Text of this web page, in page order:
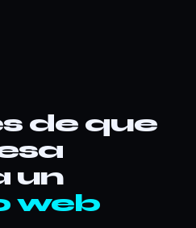
de que
un
web